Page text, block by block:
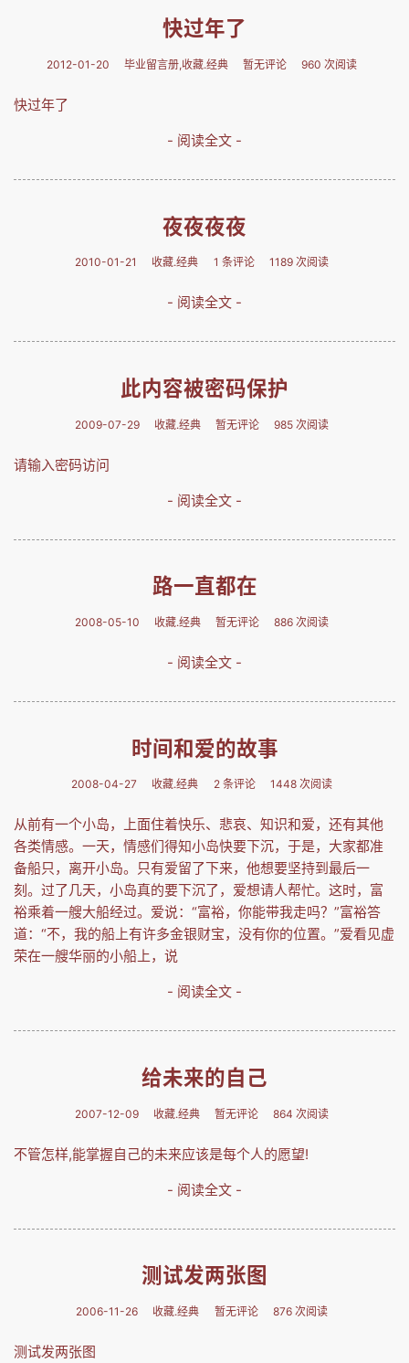
快过年了
2012-01-20 毕业留言册,收藏.经典 暂无评论 960 次阅读
快过年了
- 阅读全文 -
夜夜夜夜
2010-01-21 收藏.经典 1 条评论 1189 次阅读
- 阅读全文 -
此内容被密码保护
2009-07-29 收藏.经典 暂无评论 985 次阅读
请输入密码访问
- 阅读全文 -
路一直都在
2008-05-10 收藏.经典 暂无评论 886 次阅读
- 阅读全文 -
时间和爱的故事
2008-04-27 收藏.经典 2 条评论 1448 次阅读
从前有一个小岛，上面住着快乐、悲哀、知识和爱，还有其他
各类情感。一天，情感们得知小岛快要下沉，于是，大家都准
备船只，离开小岛。只有爱留了下来，他想要坚持到最后一
刻。过了几天，小岛真的要下沉了，爱想请人帮忙。这时，富
裕乘着一艘大船经过。爱说：“富裕，你能带我走吗？”富裕答
道：“不，我的船上有许多金银财宝，没有你的位置。”爱看见虚
荣在一艘华丽的小船上，说
- 阅读全文 -
给未来的自己
2007-12-09 收藏.经典 暂无评论 864 次阅读
不管怎样,能掌握自己的未来应该是每个人的愿望!
- 阅读全文 -
测试发两张图
2006-11-26 收藏.经典 暂无评论 876 次阅读
测试发两张图